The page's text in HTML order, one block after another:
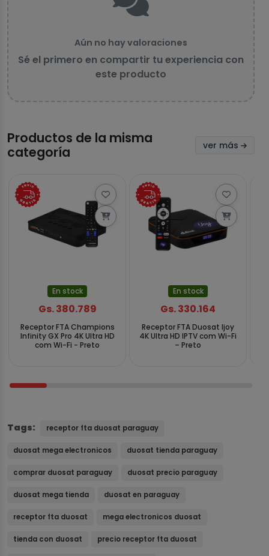
Aún no hay valoraciones
Sé el primero en compartir tu experiencia con
este producto
Productos de la misma
categoría
ver más
En stock
Gs. 380.789
Receptor FTA Champions
Infinity GX Pro 4K Ultra HD
com Wi-Fi - Preto
En stock
Gs. 330.164
Receptor FTA Duosat Ijoy
4K Ultra HD IPTV com Wi-Fi
– Preto
Tags: receptor fta duosat paraguay
duosat mega electronicos duosat tienda paraguay
comprar duosat paraguay duosat precio paraguay
duosat mega tienda duosat en paraguay
receptor fta duosat mega electronicos duosat
tienda con duosat precio receptor fta duosat